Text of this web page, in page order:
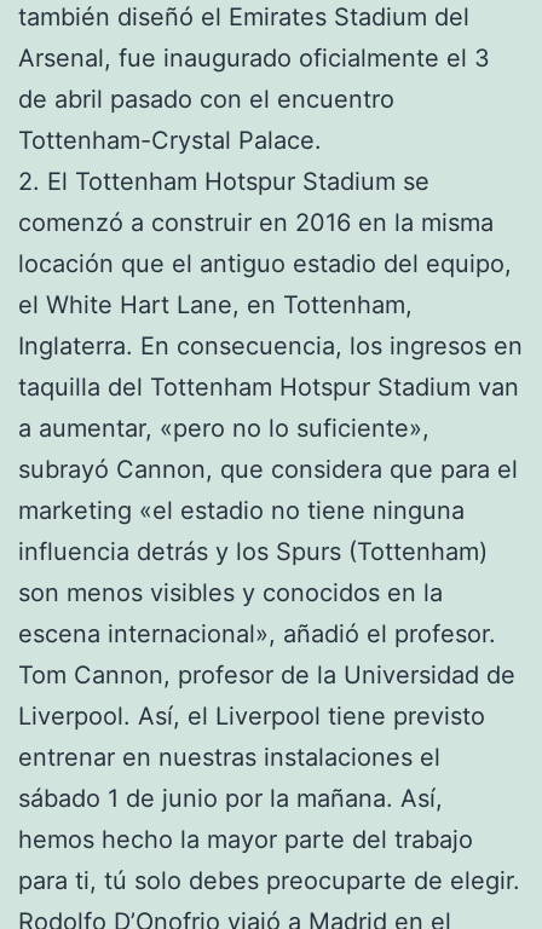
también diseñó el Emirates Stadium del
Arsenal, fue inaugurado oficialmente el 3
de abril pasado con el encuentro
Tottenham-Crystal Palace.
2. El Tottenham Hotspur Stadium se
comenzó a construir en 2016 en la misma
locación que el antiguo estadio del equipo,
el White Hart Lane, en Tottenham,
Inglaterra. En consecuencia, los ingresos en
taquilla del Tottenham Hotspur Stadium van
a aumentar, «pero no lo suficiente»,
subrayó Cannon, que considera que para el
marketing «el estadio no tiene ninguna
influencia detrás y los Spurs (Tottenham)
son menos visibles y conocidos en la
escena internacional», añadió el profesor.
Tom Cannon, profesor de la Universidad de
Liverpool. Así, el Liverpool tiene previsto
entrenar en nuestras instalaciones el
sábado 1 de junio por la mañana. Así,
hemos hecho la mayor parte del trabajo
para ti, tú solo debes preocuparte de elegir.
Rodolfo D’Onofrio viajó a Madrid en el